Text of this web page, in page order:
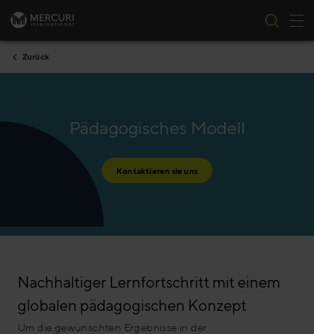
Zum Inhalt springen
Zurück
Pädagogisches Modell
Kontaktieren sie uns
Nachhaltiger Lernfortschritt mit einem
globalen pädagogischen Konzept
Um die gewünschten Ergebnisse in der